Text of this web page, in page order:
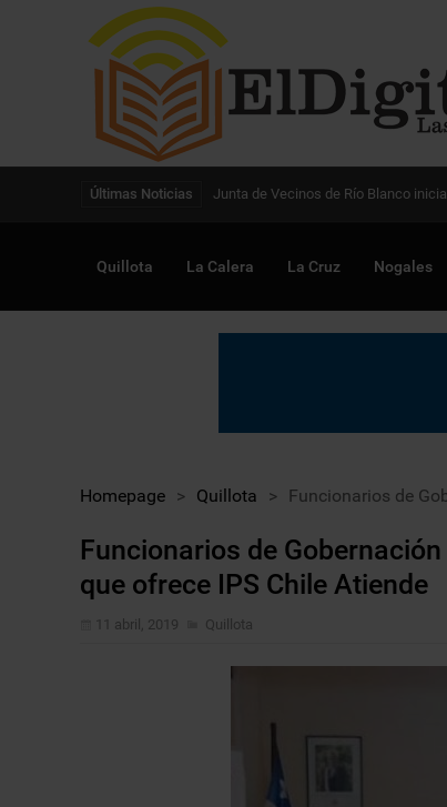
Últimas Noticias Digitalización de la gestión pública
Quillota La Calera La Cruz Nogales
Homepage > Quillota > Funcionarios de
Funcionarios de
que ofrece IPS Chile Atiende
11 abril, 2019 Quillota